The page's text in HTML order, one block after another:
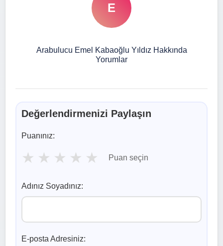
E
Arabulucu Emel Kabaoğlu Yıldız Hakkında
Yorumlar
Değerlendirmenizi Paylaşın
Puanınız:
★ ★ ★ ★ ★ Puan seçin
Adınız Soyadınız:
E-posta Adresiniz: